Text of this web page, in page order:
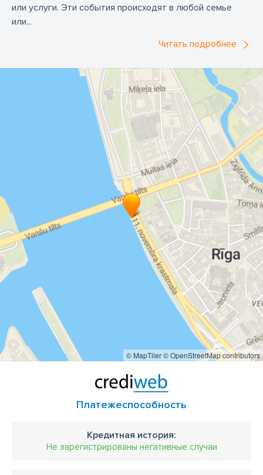
или услуги. Эти события происходят в любой семье
или...
Читать подробнее
© MapTiler© OpenStreetMap contributors
Платежеспособность
Кредитная история:
Не зарегистрированы негативные случаи